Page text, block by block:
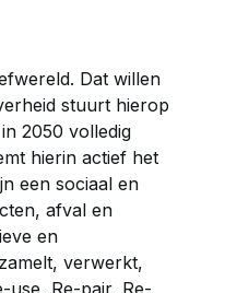
Dat willen
stuurt hierop
2050 volledig
hierin actief het
een sociaal en
afval en
en
verwerkt,
use, Re-pair, Re-